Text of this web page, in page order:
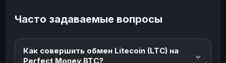
Часто задаваемые вопросы
Как совершить обмен Litecoin (LTC) на
Perfect Money BTC?